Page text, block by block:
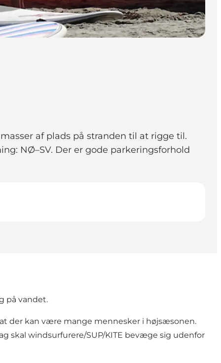
af plads på stranden til at rigge til.
NØ–SV. Der er gode parkeringsforhold
på vandet.
der kan være mange mennesker i højsæsonen.
skal windsurfurere/SUP/KITE bevæge sig udenfor